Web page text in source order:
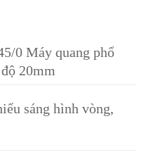
0 Máy quang phổ
20mm
sáng hình vòng,